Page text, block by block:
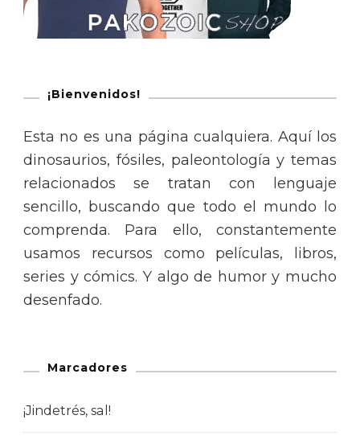
¡Bienvenidos!
Esta no es una página cualquiera. Aquí los
dinosaurios, fósiles, paleontología y temas
relacionados se tratan con lenguaje
sencillo, buscando que todo el mundo lo
comprenda. Para ello, constantemente
usamos recursos como películas, libros,
series y cómics. Y algo de humor y mucho
desenfado.
Marcadores
¡Jindetrés, sal!